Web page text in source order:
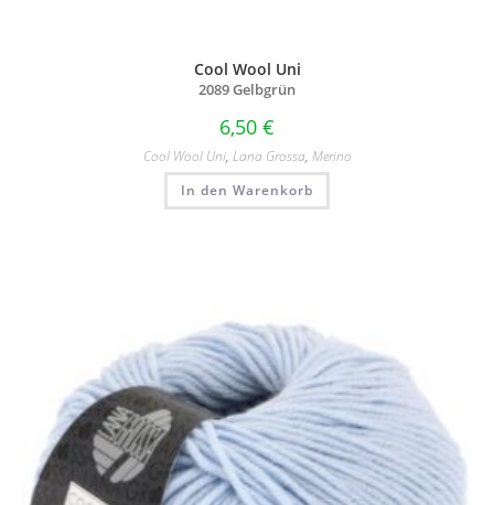
Cool Wool Uni
2089 Gelbgrün
6,50 €
Cool Wool Uni, Lana Grossa, Merino
In den Warenkorb